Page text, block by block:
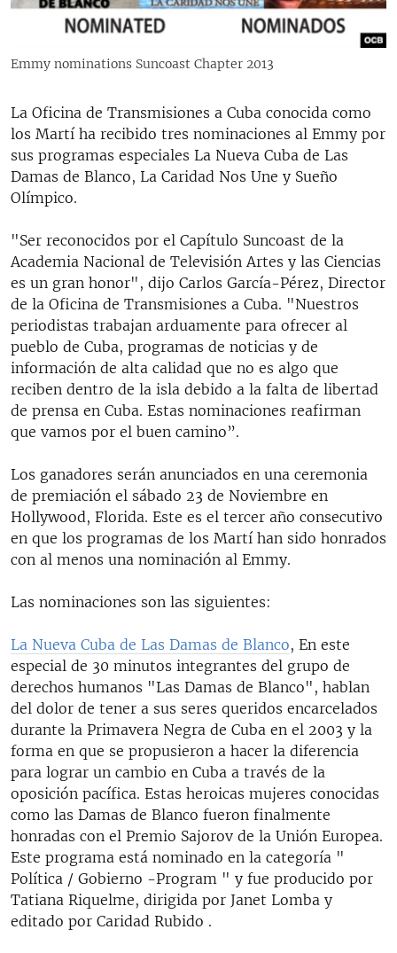
RADIO MARTÍ
LA REALIDAD DE LA VIVIENDA EN CUBA
SER VIEJO EN CUBA
KENTU-CUBANO
LOS SANTOS DE HIALEAH
DESINFORMACIÓN RUSA EN AMÉRICA LATINA
LA INVASIÓN DE RUSIA A UCRANIA
EDITORIALES
SÍGUENOS
Emmy nominations Suncoast Chapter 2013
La Oficina de Transmisiones a Cuba conocida como
los Martí ha recibido tres nominaciones al Emmy por
sus programas especiales La Nueva Cuba de Las
Damas de Blanco, La Caridad Nos Une y Sueño
Olímpico.
"Ser reconocidos por el Capítulo Suncoast de la
Academia Nacional de Televisión Artes y las Ciencias
es un gran honor", dijo Carlos García-Pérez, Director
de la Oficina de Transmisiones a Cuba. "Nuestros
periodistas trabajan arduamente para ofrecer al
pueblo de Cuba, programas de noticias y de
información de alta calidad que no es algo que
reciben dentro de la isla debido a la falta de libertad
de prensa en Cuba. Estas nominaciones reafirman
que vamos por el buen camino”.
Los ganadores serán anunciados en una ceremonia
de premiación el sábado 23 de Noviembre en
Hollywood, Florida. Este es el tercer año consecutivo
en que los programas de los Martí han sido honrados
con al menos una nominación al Emmy.
Las nominaciones son las siguientes:
La Nueva Cuba de Las Damas de Blanco, En este
especial de 30 minutos integrantes del grupo de
derechos humanos "Las Damas de Blanco", hablan
del dolor de tener a sus seres queridos encarcelados
durante la Primavera Negra de Cuba en el 2003 y la
forma en que se propusieron a hacer la diferencia
para lograr un cambio en Cuba a través de la
oposición pacífica. Estas heroicas mujeres conocidas
como las Damas de Blanco fueron finalmente
honradas con el Premio Sajorov de la Unión Europea.
Este programa está nominado en la categoría "
Política / Gobierno -Program " y fue producido por
Tatiana Riquelme, dirigida por Janet Lomba y
editado por Caridad Rubido .